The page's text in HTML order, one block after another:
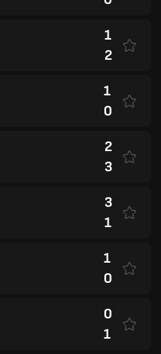
1
2
1
0
2
3
3
1
1
0
0
1